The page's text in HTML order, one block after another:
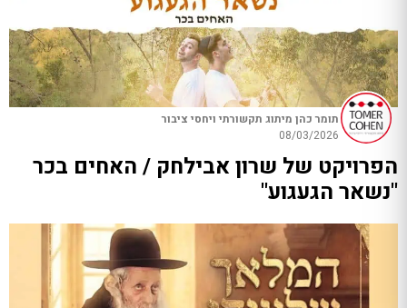
תומר כהן מיתוג תקשורתי ויחסי ציבור
08/03/2026
הפרויקט של שרון אבילחק / האחים בכר
"נשאר הגעגוע"